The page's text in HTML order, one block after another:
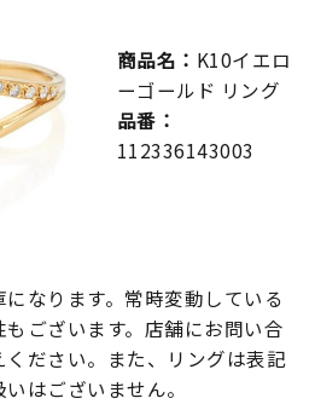
ありのみ すべて表示
商品名： K10イエロ
ーゴールド リング
品番：
112336143003
なります。常時変動している
ございます。店舗にお問い合
ださい。また、リングは表記
はございません。